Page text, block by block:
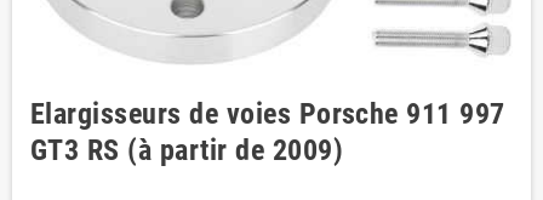
Elargisseurs de voies Porsche 911 997
GT3 RS (à partir de 2009)